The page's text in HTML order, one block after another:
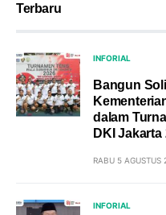
Terbaru
INFORIAL
Bangun
dalam
DKI Jakarta
RABU 5 AGUSTUS
INFORIAL